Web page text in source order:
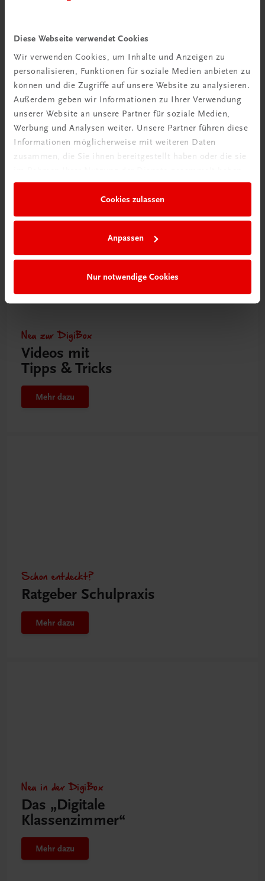
Diese Webseite verwendet Cookies
Wir verwenden Cookies, um Inhalte und Anzeigen zu
personalisieren, Funktionen für soziale Medien anbieten zu
können und die Zugriffe auf unsere Website zu analysieren.
Außerdem geben wir Informationen zu Ihrer Verwendung
unserer Website an unsere Partner für soziale Medien,
Werbung und Analysen weiter. Unsere Partner führen diese
Informationen möglicherweise mit weiteren Daten
zusammen, die Sie ihnen bereitgestellt haben oder die sie
Cookies zulassen
Anpassen
Nur notwendige Cookies
Rabattcode erhalten
Newsletter abonnieren
& Versandkosten sparen
Neu zur DigiBox
Videos mit
Tipps & Tricks
Mehr dazu
Schon entdeckt?
Ratgeber Schulpraxis
Mehr dazu
Neu in der DigiBox
Das „Digitale
Klassenzimmer“
Mehr dazu